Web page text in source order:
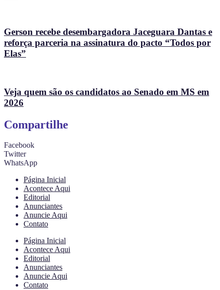
Gerson recebe desembargadora Jaceguara Dantas e
reforça parceria na assinatura do pacto “Todos por
Elas”
Veja quem são os candidatos ao Senado em MS em
2026
Compartilhe
Facebook
Twitter
WhatsApp
Página Inicial
Acontece Aqui
Editorial
Anunciantes
Anuncie Aqui
Contato
Página Inicial
Acontece Aqui
Editorial
Anunciantes
Anuncie Aqui
Contato